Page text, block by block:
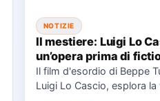
NOTIZIE
Il mestiere: Luigi Lo
un’opera prima di
Il film d'esordio di Beppe
Luigi Lo Cascio, esplora la